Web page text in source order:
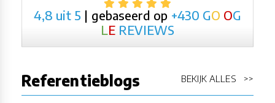
4,8 uit 5 | gebaseerd op +430 GO OG
LE REVIEWS
Referentieblogs BEKIJK ALLES >>